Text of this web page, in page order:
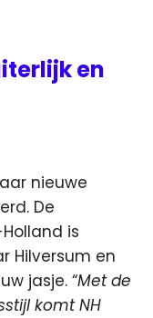
en
nieuwe
De
is
Hilversum en
jasje. “Met de
komt NH